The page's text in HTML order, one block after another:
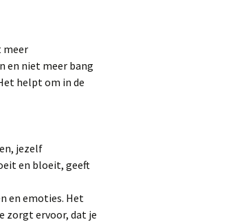
meer
en niet meer bang
helpt om in de
jezelf
en bloeit, geeft
en emoties. Het
zorgt ervoor, dat je